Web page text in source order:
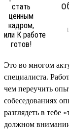
Это во многом
специалиста.
чем переучить
собеседованиях
разглядеть в тебе
должном